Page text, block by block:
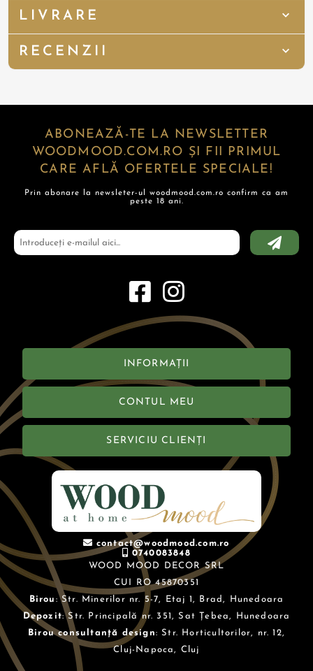
LIVRARE
RECENZII
ABONEAZĂ-TE LA NEWSLETTER
WOODMOOD.COM.RO ȘI FII PRIMUL
CARE AFLĂ OFERTELE SPECIALE!
Prin abonare la newsleter-ul woodmood.com.ro confirm ca am
peste 18 ani.
INFORMAȚII
CONTUL MEU
SERVICIU CLIENȚI
contact@woodmood.com.ro
0740083848
WOOD MOOD DECOR SRL
CUI RO 45870351
Birou : Str. Minerilor nr. 5-7, Etaj 1, Brad, Hunedoara
Depozit: Str. Principală nr. 351, Sat Țebea, Hunedoara
Birou consultanță design: Str. Horticultorilor, nr. 12,
Cluj-Napoca, Cluj